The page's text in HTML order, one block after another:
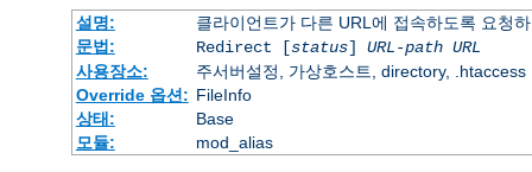
설명:
클라이언트가 다른 URL에 접속하도록 요청
문법:
Redirect [status] URL-path URL
사용장소:
주서버설정, 가상호스트, directory, .htaccess
Override 옵션: FileInfo
상태:
Base
모듈:
mod_alias